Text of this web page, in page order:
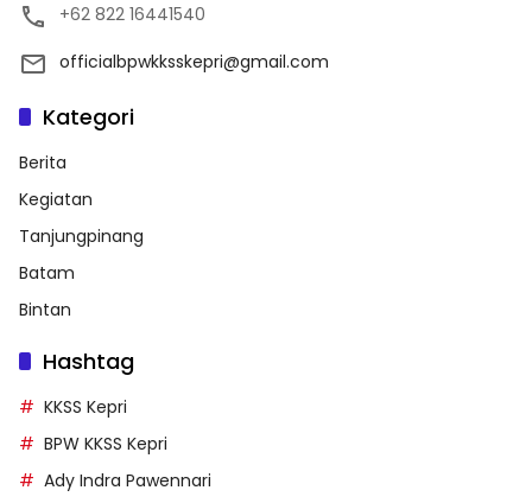
+62 822 16441540
officialbpwkksskepri@gmail.com
Kategori
Berita
Kegiatan
Tanjungpinang
Batam
Bintan
Hashtag
KKSS Kepri
BPW KKSS Kepri
Ady Indra Pawennari